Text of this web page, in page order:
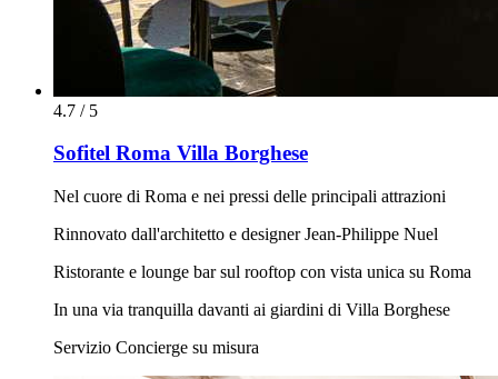
4.7 / 5
Sofitel Roma Villa Borghese
Nel cuore di Roma e nei pressi delle principali attrazioni
Rinnovato dall'architetto e designer Jean-Philippe Nuel
Ristorante e lounge bar sul rooftop con vista unica su Roma
In una via tranquilla davanti ai giardini di Villa Borghese
Servizio Concierge su misura